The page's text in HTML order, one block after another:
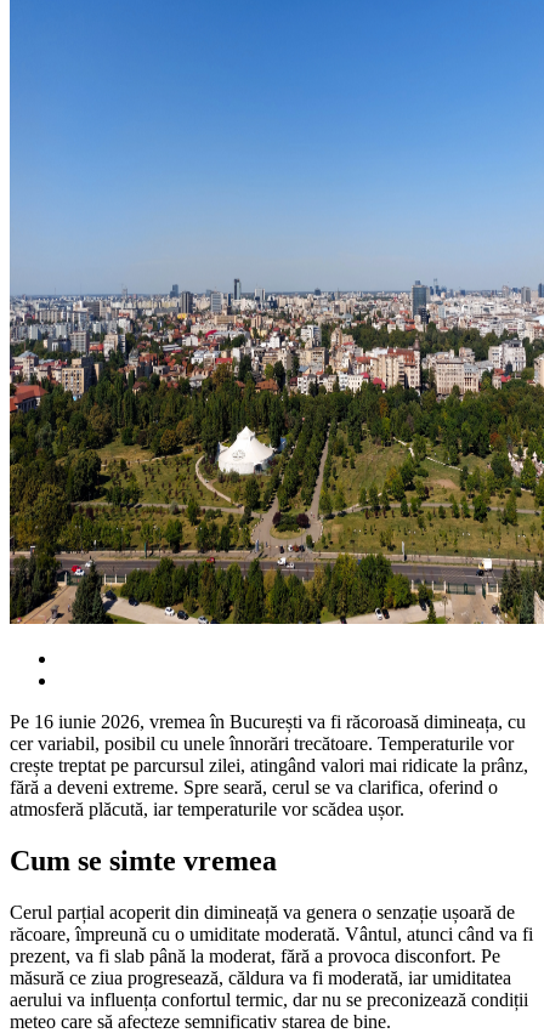
Pe 16 iunie 2026, vremea în București va fi răcoroasă dimineața, cu
cer variabil, posibil cu unele înnorări trecătoare. Temperaturile vor
crește treptat pe parcursul zilei, atingând valori mai ridicate la prânz,
fără a deveni extreme. Spre seară, cerul se va clarifica, oferind o
atmosferă plăcută, iar temperaturile vor scădea ușor.
Cum se simte vremea
Cerul parțial acoperit din dimineață va genera o senzație ușoară de
răcoare, împreună cu o umiditate moderată. Vântul, atunci când va fi
prezent, va fi slab până la moderat, fără a provoca disconfort. Pe
măsură ce ziua progresează, căldura va fi moderată, iar umiditatea
aerului va influența confortul termic, dar nu se preconizează condiții
meteo care să afecteze semnificativ starea de bine.